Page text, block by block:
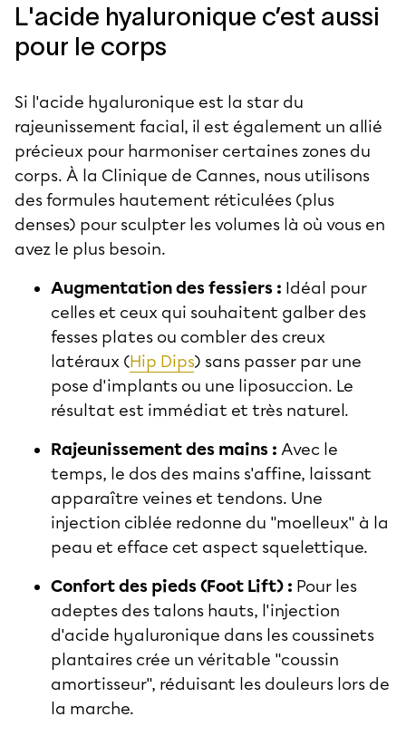
L'acide hyaluronique c’est aussi
pour le corps
Si l'acide hyaluronique est la star du
rajeunissement facial, il est également un allié
précieux pour harmoniser certaines zones du
corps. À la Clinique de Cannes, nous utilisons
des formules hautement réticulées (plus
denses) pour sculpter les volumes là où vous en
avez le plus besoin.
Augmentation des fessiers : Idéal pour
celles et ceux qui souhaitent galber des
fesses plates ou combler des creux
latéraux (Hip Dips) sans passer par une
pose d'implants ou une liposuccion. Le
résultat est immédiat et très naturel.
Rajeunissement des mains : Avec le
temps, le dos des mains s'affine, laissant
apparaître veines et tendons. Une
injection ciblée redonne du "moelleux" à la
peau et efface cet aspect squelettique.
Confort des pieds (Foot Lift) : Pour les
adeptes des talons hauts, l'injection
d'acide hyaluronique dans les coussinets
plantaires crée un véritable "coussin
amortisseur", réduisant les douleurs lors de
la marche.